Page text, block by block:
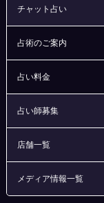
チャット占い
占術のご案内
占い料金
占い師募集
店舗一覧
メディア情報一覧